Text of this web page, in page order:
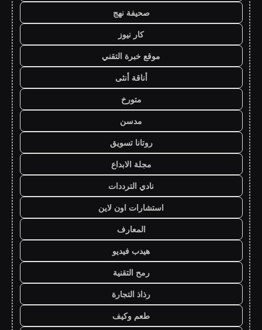
صحيفة نهج
كار نيوز
موقع خبرة التقني
أناقة أنثى
متورخ
مدسن
روتانا تسويق
مجلة الابداع
نادي الترددات
استشارات اون لاين
المعارف
هيدب فيديو
رمح التقنية
رذاذ التجارة
طعم وكيف